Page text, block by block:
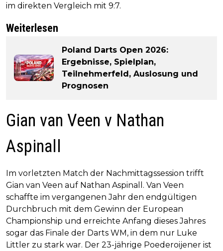
im direkten Vergleich mit 9:7.
Weiterlesen
Poland Darts Open 2026:
Ergebnisse, Spielplan,
Teilnehmerfeld, Auslosung und
Prognosen
Gian van Veen v Nathan
Aspinall
Im vorletzten Match der Nachmittagssession trifft
Gian van Veen auf Nathan Aspinall. Van Veen
schaffte im vergangenen Jahr den endgültigen
Durchbruch mit dem Gewinn der European
Championship und erreichte Anfang dieses Jahres
sogar das Finale der Darts WM, in dem nur Luke
Littler zu stark war. Der 23-jährige Poederoijener ist